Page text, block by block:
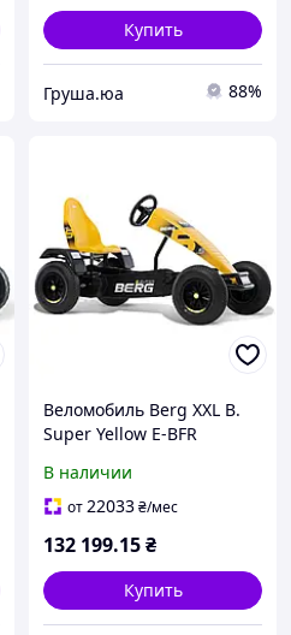
Купить
Груша.юа 88%
Веломобиль Berg XXL B.
Super Yellow E-BFR
В наличии
от22033₴/мес
132 199.15₴
Купить